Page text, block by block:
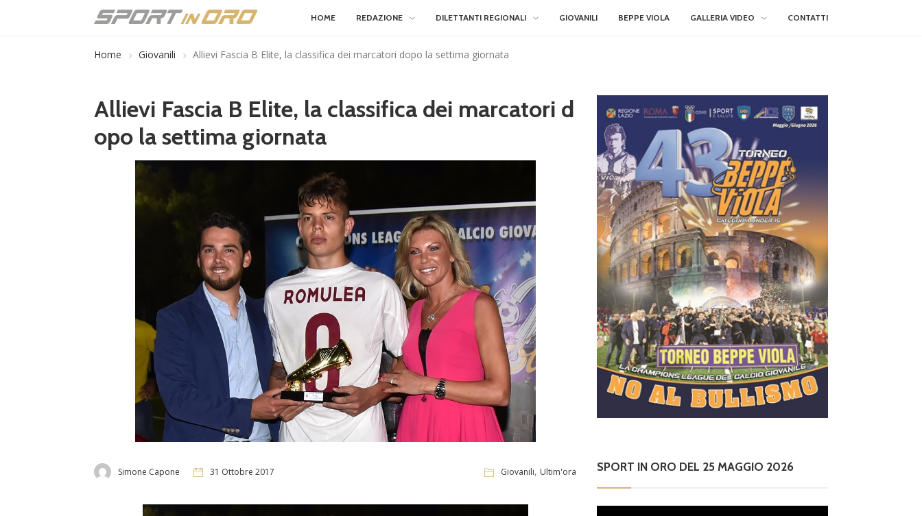
HOME REDAZIONE DILETTANTI REGIONALI GIOVANILI BEPPE VIOLA GALLERIA VIDEO CONTATTI
Home Giovanili Allievi Fascia B Elite, la classifica dei marcatori dopo la settima giornata
Allievi Fascia B Elite, la classifica dei marcatori d
opo la settima giornata
Simone Capone 31 Ottobre 2017 Giovanili, Ultim'ora SPORT IN ORO DEL 25 MAGGIO 2026